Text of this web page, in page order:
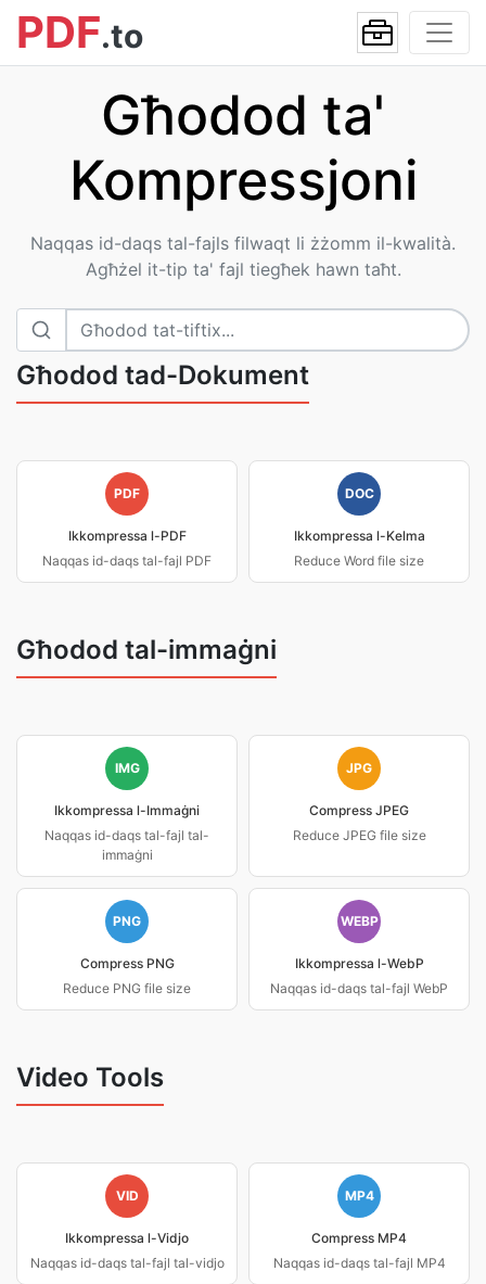
PDF.to
Għodod ta'
Kompressjoni
Naqqas id-daqs tal-fajls filwaqt li żżomm il-kwalità.
Agħżel it-tip ta' fajl tiegħek hawn taħt.
Għodod tad-Dokument
PDF
Ikkompressa l-PDF
Naqqas id-daqs tal-fajl PDF
DOC
Ikkompressa l-Kelma
Reduce Word file size
Għodod tal-immaġni
IMG
Ikkompressa l-Immaġni
Naqqas id-daqs tal-fajl tal-
immaġni
JPG
Compress JPEG
Reduce JPEG file size
PNG
Compress PNG
Reduce PNG file size
WEBP
Ikkompressa l-WebP
Naqqas id-daqs tal-fajl WebP
Video Tools
VID
Ikkompressa l-Vidjo
Naqqas id-daqs tal-fajl tal-vidjo
MP4
Compress MP4
Naqqas id-daqs tal-fajl MP4